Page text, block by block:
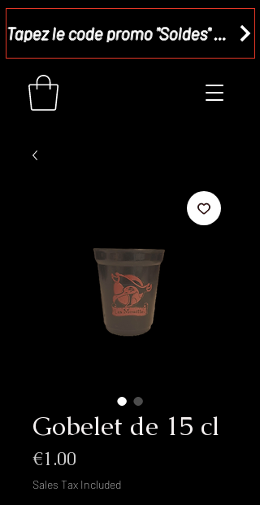
Tapez le code promo "Soldes" dans votre panier et recevez - 15 %
Gobelet de 15 cl
€1.00
Sales Tax Included